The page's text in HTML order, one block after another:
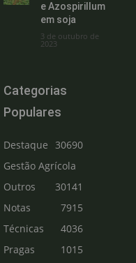
e Azospirillum
em soja
3 de outubro de
2023
Categorias
Populares
Destaque
30690
Gestão Agrícola
30141
Outros
7915
Notas
Técnicas
4036
Pragas
1015